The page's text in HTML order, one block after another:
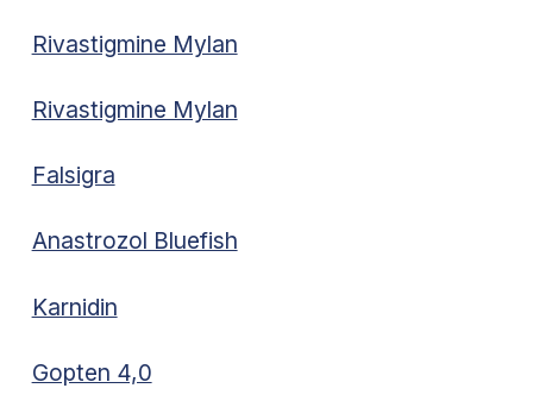
Rivastigmine Mylan
Rivastigmine Mylan
Falsigra
Anastrozol Bluefish
Karnidin
Gopten 4,0